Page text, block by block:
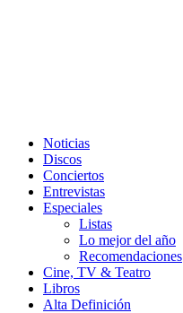
Noticias
Discos
Conciertos
Entrevistas
Especiales
Listas
Lo mejor del año
Recomendaciones
Cine, TV & Teatro
Libros
Alta Definición